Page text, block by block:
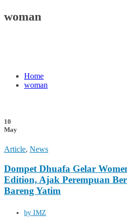
woman
Home
woman
10
May
Article, News
Dompet Dhuafa Gelar
Edition, Ajak Perempuan
Bareng Yatim
by IMZ